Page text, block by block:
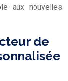
aux nouvelles
de